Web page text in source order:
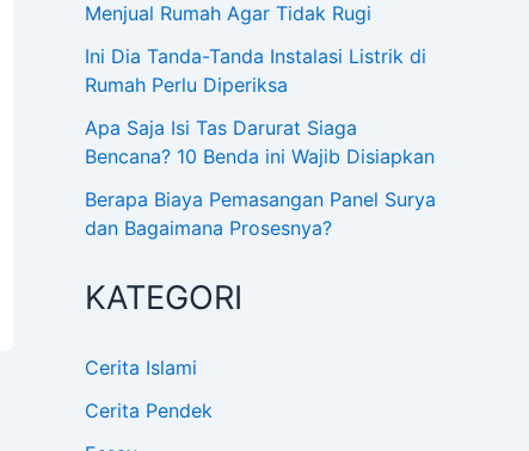
Menjual Rumah Agar Tidak Rugi
Ini Dia Tanda-Tanda Instalasi Listrik di
Rumah Perlu Diperiksa
Apa Saja Isi Tas Darurat Siaga
Bencana? 10 Benda ini Wajib Disiapkan
Berapa Biaya Pemasangan Panel Surya
dan Bagaimana Prosesnya?
KATEGORI
Cerita Islami
Cerita Pendek